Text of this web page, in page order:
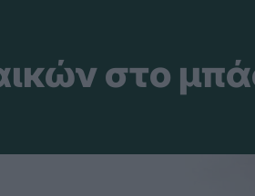
στο